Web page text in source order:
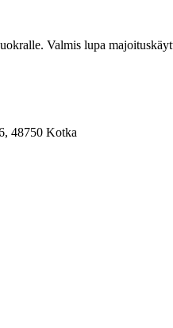
Valmis lupa
48750 Kotka